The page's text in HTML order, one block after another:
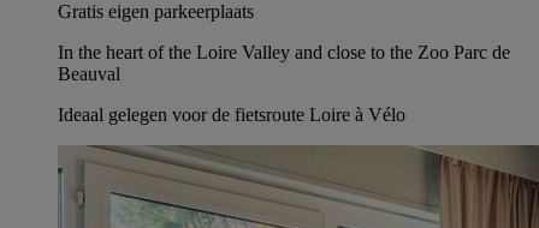
Gratis eigen parkeerplaats
In the heart of the Loire Valley and close to the Zoo Parc de
Beauval
Ideaal gelegen voor de fietsroute Loire à Vélo